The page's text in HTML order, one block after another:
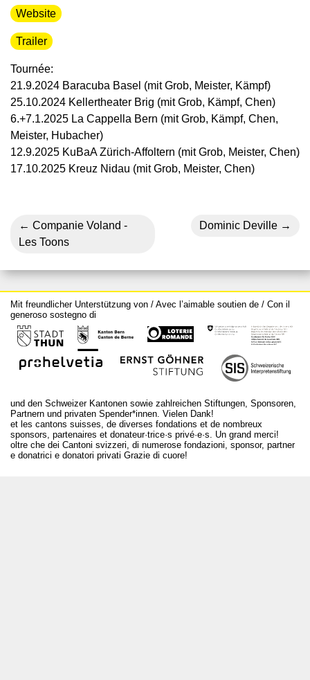
Website
Trailer
Tournée:
21.9.2024 Baracuba Basel (mit Grob, Meister, Kämpf)
25.10.2024 Kellertheater Brig (mit Grob, Kämpf, Chen)
6.+7.1.2025 La Cappella Bern (mit Grob, Kämpf, Chen,
Meister, Hubacher)
12.9.2025 KuBaA Zürich-Affoltern (mit Grob, Meister, Chen)
17.10.2025 Kreuz Nidau (mit Grob, Meister, Chen)
Companie Voland -
Les Toons
Dominic Deville
Mit freundlicher Unterstützung von / Avec l’aimable soutien de / Con il
generoso sostegno di
und den Schweizer Kantonen sowie zahlreichen Stiftungen, Sponsoren,
Partnern und privaten Spender*innen. Vielen Dank!
et les cantons suisses, de diverses fondations et de nombreux
sponsors, partenaires et donateur·trice·s privé·e·s. Un grand merci!
oltre che dei Cantoni svizzeri, di numerose fondazioni, sponsor, partner
e donatrici e donatori privati Grazie di cuore!